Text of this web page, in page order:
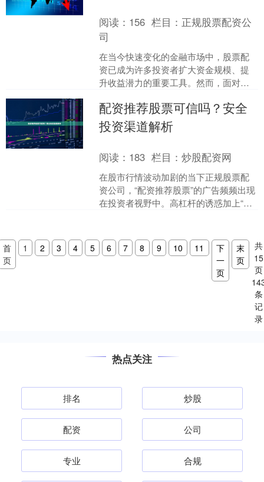
阅读： 156 栏目： 正规股票配资公
司
在当今快速变化的金融市场中，股票配
资已成为许多投资者扩大资金规模、提
升收益潜力的重要工具。然而，面对复
者往往感到困惑与不安。*....
配资推荐股票可信吗？安全
投资渠道解析
阅读： 183 栏目：炒股配资网
在股市行情波动加剧的当下正规股票配
资公司，“配资推荐股票”的广告频频出现
在投资者视野中。高杠杆的诱惑加上“专
首
页
1 2 3 4 5 6 7 8 9 10 11
下
一
页
末
页
共
15
页
条
记
录
热点关注
排名 炒股
配资 公司
专业 合规